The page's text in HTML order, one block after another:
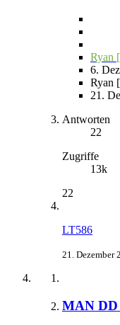
Ryan
6.
Ryan
21.
Antworten
22
Zugriffe
13k
22
LT586
21. Dezember
MAN DD